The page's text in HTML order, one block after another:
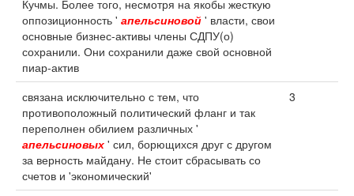
Кучмы. Более того, несмотря на якобы жесткую
оппозиционность ' апельсиновой ' власти, свои
основные бизнес-активы члены СДПУ(о)
сохранили. Они сохранили даже свой основной
пиар-актив
связана исключительно с тем, что
противоположный политический фланг и так
переполнен обилием различных '
апельсиновых ' сил, борющихся друг с другом
за верность майдану. Не стоит сбрасывать со
счетов и 'экономический'
3